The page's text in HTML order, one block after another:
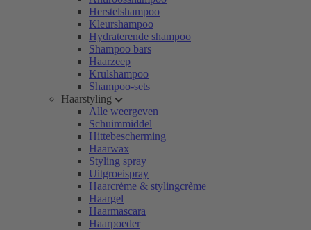
Herstelshampoo
Kleurshampoo
Hydraterende shampoo
Shampoo bars
Haarzeep
Krulshampoo
Shampoo-sets
Haarstyling
Alle weergeven
Schuimmiddel
Hittebescherming
Haarwax
Styling spray
Uitgroeispray
Haarcrème & stylingcrème
Haargel
Haarmascara
Haarpoeder